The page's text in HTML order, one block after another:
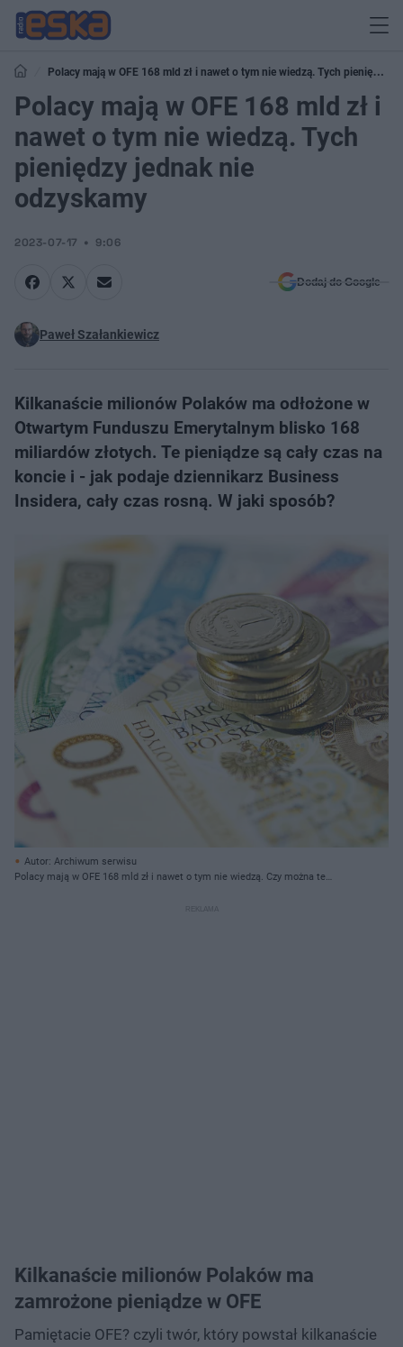
Polacy mają w OFE 168 mld zł i nawet o tym nie wiedzą. Tych pieniędzy
jednak nie odzyskamy
Polacy mają w OFE 168 mld zł i
nawet o tym nie wiedzą. Tych
pieniędzy jednak nie
odzyskamy
2023-07-17 9:06
Dodaj do Google
Paweł Szałankiewicz
Kilkanaście milionów Polaków ma odłożone w
Otwartym Funduszu Emerytalnym blisko 168
miliardów złotych. Te pieniądze są cały czas na
koncie i - jak podaje dziennikarz Business
Insidera, cały czas rosną. W jaki sposób?
Autor: Archiwum serwisu
Polacy mają w OFE 168 mld zł i nawet o tym nie wiedzą. Czy można te
Kilkanaście milionów Polaków ma
zamrożone pieniądze w OFE
Pamiętacie OFE? czyli twór, który powstał kilkanaście